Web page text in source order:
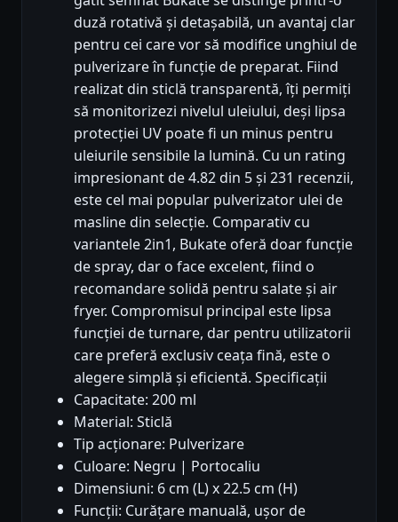
duză rotativă și detașabilă, un avantaj clar
pentru cei care vor să modifice unghiul de
pulverizare în funcție de preparat. Fiind
realizat din sticlă transparentă, îți permiți
să monitorizezi nivelul uleiului, deși lipsa
protecției UV poate fi un minus pentru
uleiurile sensibile la lumină. Cu un rating
impresionant de 4.82 din 5 și 231 recenzii,
este cel mai popular pulverizator ulei de
masline din selecție. Comparativ cu
variantele 2in1, Bukate oferă doar funcție
de spray, dar o face excelent, fiind o
recomandare solidă pentru salate și air
fryer. Compromisul principal este lipsa
funcției de turnare, dar pentru utilizatorii
care preferă exclusiv ceața fină, este o
alegere simplă și eficientă. Specificații
Capacitate: 200 ml
Material: Sticlă
Tip acționare: Pulverizare
Culoare: Negru | Portocaliu
Dimensiuni: 6 cm (L) x 22.5 cm (H)
Funcții: Curățare manuală, ușor de